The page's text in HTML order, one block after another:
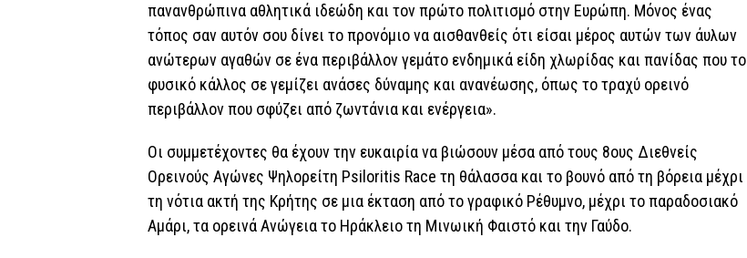
πανανθρώπινα αθλητικά ιδεώδη και τον πρώτο πολιτισμό στην Ευρώπη. Μόνος ένας
τόπος σαν αυτόν σου δίνει το προνόμιο να αισθανθείς ότι είσαι μέρος αυτών των άυλων
ανώτερων αγαθών σε ένα περιβάλλον γεμάτο ενδημικά είδη χλωρίδας και πανίδας που το
φυσικό κάλλος σε γεμίζει ανάσες δύναμης και ανανέωσης, όπως το τραχύ ορεινό
περιβάλλον που σφύζει από ζωντάνια και ενέργεια».
Οι συμμετέχοντες θα έχουν την ευκαιρία να βιώσουν μέσα από τους 8ους Διεθνείς
Ορεινούς Αγώνες Ψηλορείτη Psiloritis Race τη θάλασσα και το βουνό από τη βόρεια μέχρι
τη νότια ακτή της Κρήτης σε μια έκταση από το γραφικό Ρέθυμνο, μέχρι το παραδοσιακό
Αμάρι, τα ορεινά Ανώγεια το Ηράκλειο τη Μινωική Φαιστό και την Γαύδο.